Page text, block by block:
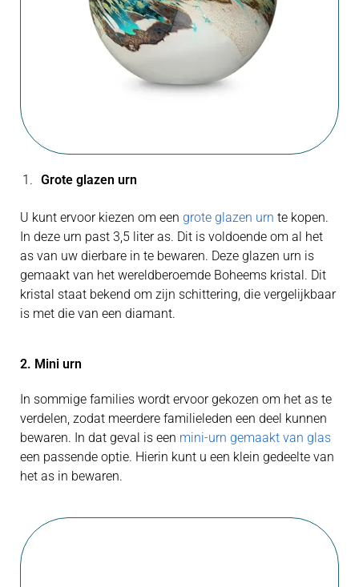
Grote glazen urn
U kunt ervoor kiezen om een grote glazen urn te kopen.
In deze urn past 3,5 liter as. Dit is voldoende om al het
as van uw dierbare in te bewaren. Deze glazen urn is
gemaakt van het wereldberoemde Boheems kristal. Dit
kristal staat bekend om zijn schittering, die vergelijkbaar
is met die van een diamant.
2. Mini urn
In sommige families wordt ervoor gekozen om het as te
verdelen, zodat meerdere familieleden een deel kunnen
bewaren. In dat geval is een mini-urn gemaakt van glas
een passende optie. Hierin kunt u een klein gedeelte van
het as in bewaren.